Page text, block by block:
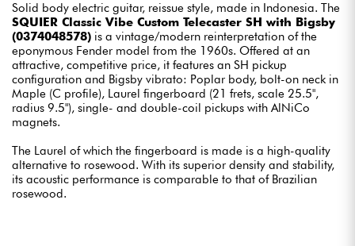
Solid body electric guitar, reissue style, made in Indonesia. The
SQUIER Classic Vibe Custom Telecaster SH with Bigsby
(0374048578) is a vintage/modern reinterpretation of the
eponymous Fender model from the 1960s. Offered at an
attractive, competitive price, it features an SH pickup
configuration and Bigsby vibrato: Poplar body, bolt-on neck in
Maple (C profile), Laurel fingerboard (21 frets, scale 25.5",
radius 9.5"), single- and double-coil pickups with AlNiCo
magnets.
The Laurel of which the fingerboard is made is a high-quality
alternative to rosewood. With its superior density and stability,
its acoustic performance is comparable to that of Brazilian
rosewood.